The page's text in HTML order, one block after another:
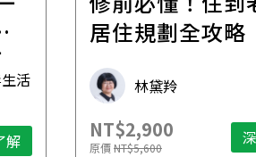
活
解
居住規劃全攻略
林黛羚
NT$2,900
原價NT$5,600